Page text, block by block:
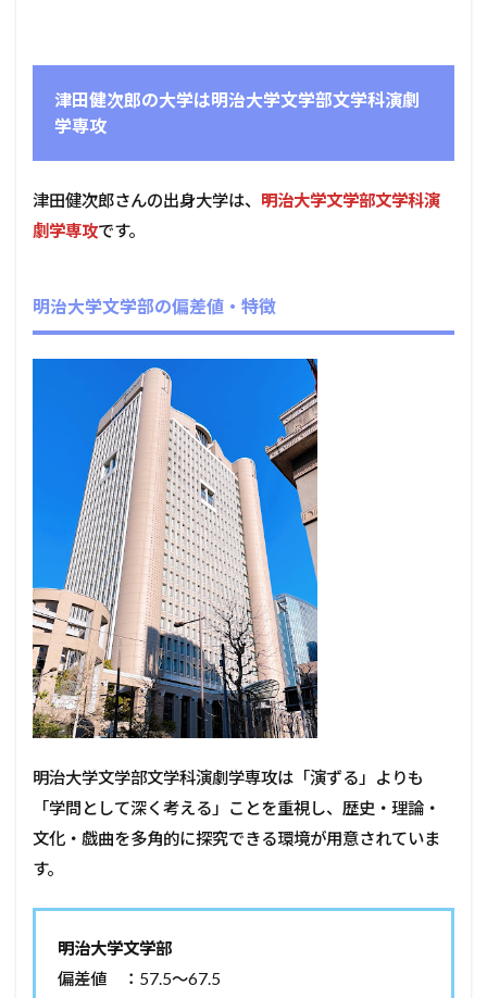
津田健次郎の大学は明治大学文学部文学科演劇
学専攻
津田健次郎さんの出身大学は、 明治大学文学部文学科演
劇学専攻です。
明治大学文学部の偏差値・特徴
明治大学文学部文学科演劇学専攻は「演ずる」よりも
「学問として深く考える」ことを重視し、歴史・理論・
文化・戯曲を多角的に探究できる環境が用意されていま
す。
明治大学文学部
偏差値 ：57.5～67.5